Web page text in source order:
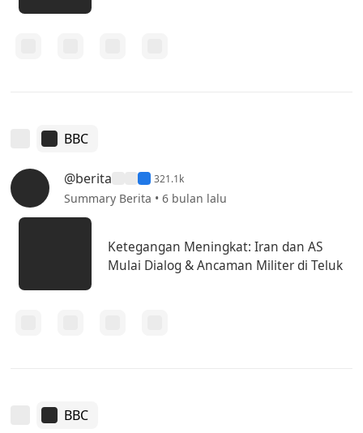
BBC
@berita 321.1k
Summary Berita • 6 bulan lalu
Ketegangan Meningkat: Iran dan AS
Mulai Dialog & Ancaman Militer di Teluk
BBC